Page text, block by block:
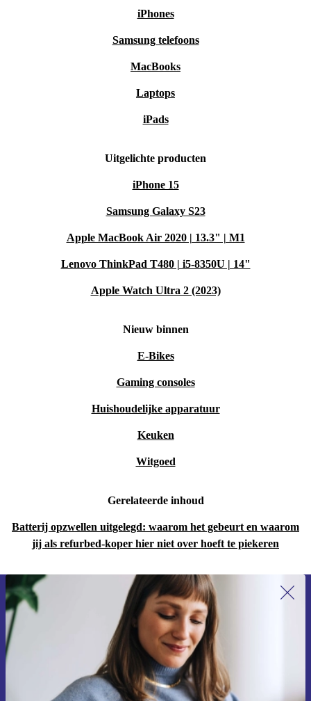
iPhones
Samsung telefoons
MacBooks
Laptops
iPads
Uitgelichte producten
iPhone 15
Samsung Galaxy S23
Apple MacBook Air 2020 | 13.3" | M1
Lenovo ThinkPad T480 | i5-8350U | 14"
Apple Watch Ultra 2 (2023)
Nieuw binnen
E-Bikes
Gaming consoles
Huishoudelijke apparatuur
Keuken
Witgoed
Gerelateerde inhoud
Batterij opzwellen uitgelegd: waarom het gebeurt en waarom
jij als refurbed-koper hier niet over hoeft te piekeren
Meld je aan voor onze nieuwsbrief en
ontvang €15 korting!
Mis nooit meer een aanbieding.